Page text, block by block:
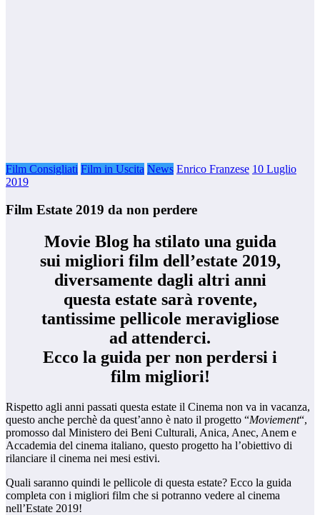
Film Consigliati Film in Uscita News Enrico Franzese 10 Luglio
2019
Film Estate 2019 da non perdere
Movie Blog ha stilato una guida
sui migliori film dell’estate 2019,
diversamente dagli altri anni
questa estate sarà rovente,
tantissime pellicole meravigliose
ad attenderci.
Ecco la guida per non perdersi i
film migliori!
Rispetto agli anni passati questa estate il Cinema non va in vacanza,
questo anche perchè da quest’anno è nato il progetto “Moviement“,
promosso dal Ministero dei Beni Culturali, Anica, Anec, Anem e
Accademia del cinema italiano, questo progetto ha l’obiettivo di
rilanciare il cinema nei mesi estivi.
Quali saranno quindi le pellicole di questa estate? Ecco la guida
completa con i migliori film che si potranno vedere al cinema
nell’Estate 2019!